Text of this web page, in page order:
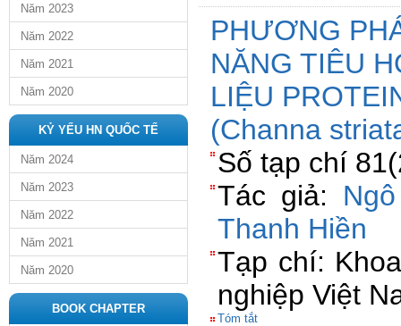
Năm 2023
Năm 2022
Năm 2021
Năm 2020
KỶ YẾU HN QUỐC TẾ
Năm 2024
Năm 2023
Năm 2022
Năm 2021
Năm 2020
BOOK CHAPTER
PHƯƠNG
NĂNG TIÊU
LIỆU
(Channa
Số tạp chí
Tác giả:
Thanh Hiền
Tạp chí:
nghiệp Việt
Tóm tắt